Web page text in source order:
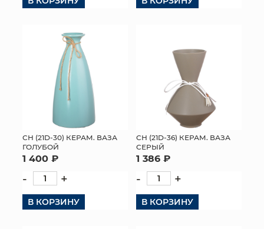
СН (21D-30) КЕРАМ. ВАЗА
ГОЛУБОЙ
1 400 ₽
- +
В КОРЗИНУ
СН (21D-36) КЕРАМ. ВАЗА
СЕРЫЙ
1 386 ₽
- +
В КОРЗИНУ